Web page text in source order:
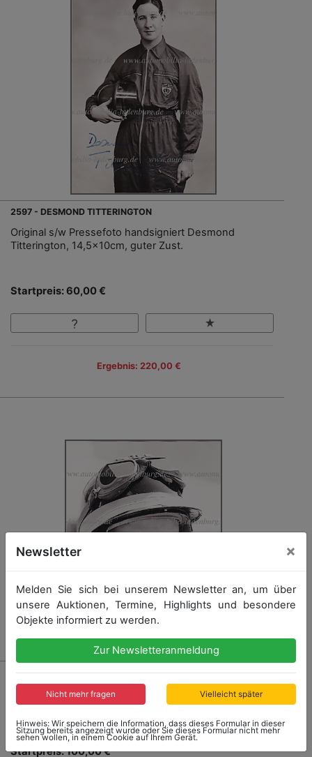
2597 - DESMOND TITTERINGTON
Original s/w Pressefoto handsigniert Desmond
Titterington, 14,5x10cm, guter Zust.
Startpreis: 60,00 €
Ergebnis: 220,00 €
2598 - WOLFGANG SEIDEL
Original s/w handsigniert Wolfgang Seidel, 18x13cm,
guter Zust.
Startpreis: 100,00 €
Newsletter ×
Melden Sie sich bei unserem Newsletter an, um über
unsere Auktionen, Termine, Highlights und besondere
Objekte informiert zu werden.
Zur Newsletteranmeldung
Nicht mehr fragen Vielleicht später
Hinweis: Wir speichern die Information, dass dieses Formular in dieser
Sitzung bereits angezeigt wurde oder Sie dieses Formular nicht mehr
sehen wollen, in einem Cookie auf Ihrem Gerät.